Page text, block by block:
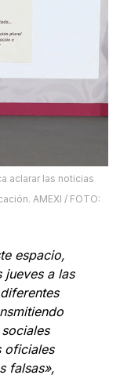
aclarar las noticias
AMEXI / FOTO:
espacio,
a las
oficiales
falsas»,